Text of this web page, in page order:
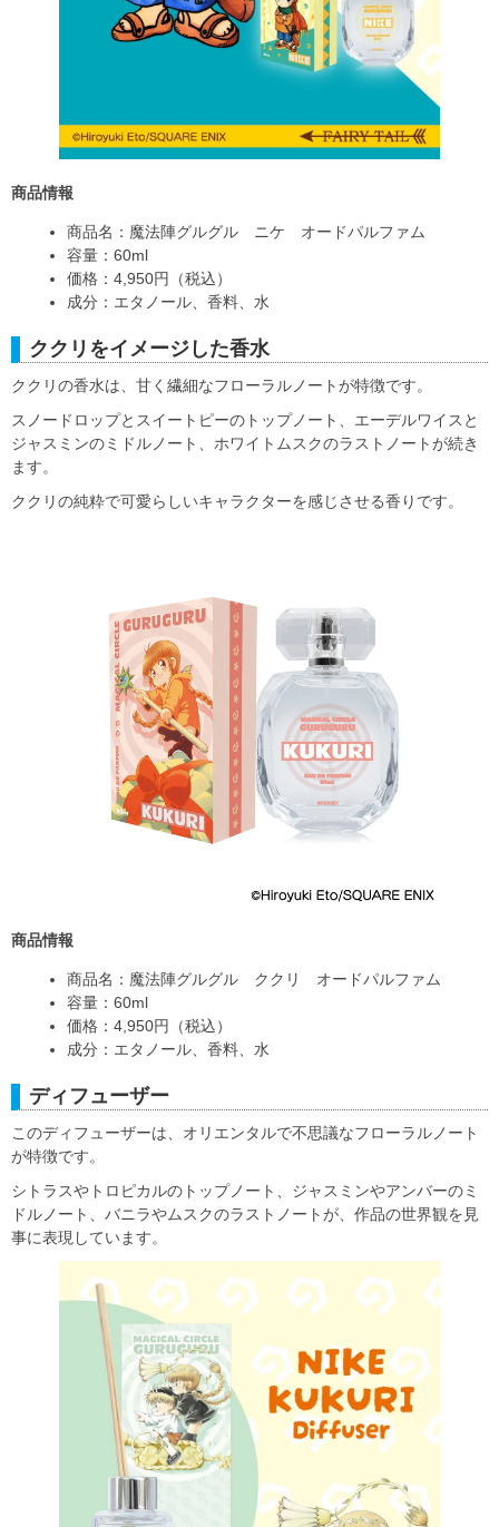
商品情報
商品名：魔法陣グルグル ニケ オードパルファム
容量：60ml
価格：4,950円（税込）
成分：エタノール、香料、水
ククリをイメージした香水
ククリの香水は、甘く繊細なフローラルノートが特徴です。
スノードロップとスイートピーのトップノート、エーデルワイスと
ジャスミンのミドルノート、ホワイトムスクのラストノートが続き
ます。
ククリの純粋で可愛らしいキャラクターを感じさせる香りです。
商品情報
商品名：魔法陣グルグル ククリ オードパルファム
容量：60ml
価格：4,950円（税込）
成分：エタノール、香料、水
ディフューザー
このディフューザーは、オリエンタルで不思議なフローラルノート
が特徴です。
シトラスやトロピカルのトップノート、ジャスミンやアンバーのミ
ドルノート、バニラやムスクのラストノートが、作品の世界観を見
事に表現しています。